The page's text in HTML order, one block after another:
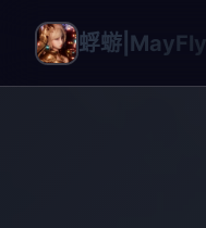
蜉蝣|MayFly